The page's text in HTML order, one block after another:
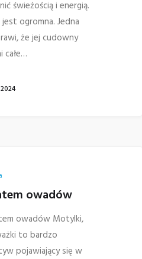
świeżością i energią.
ogromna. Jedna
że jej cudowny
całe…
owadów
owadów Motylki,
to bardzo
pojawiający się w